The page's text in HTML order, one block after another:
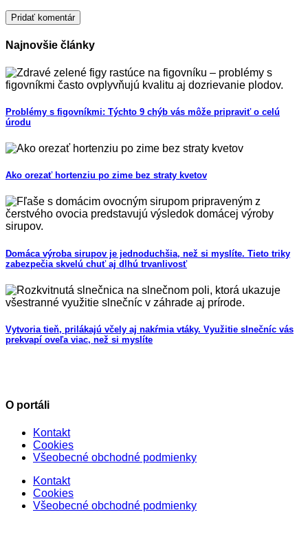
Najnovšie články
Problémy s figovníkmi: Týchto 9 chýb vás môže pripraviť o celú
úrodu
Ako orezať hortenziu po zime bez straty kvetov
Domáca výroba sirupov je jednoduchšia, než si myslíte. Tieto triky
zabezpečia skvelú chuť aj dlhú trvanlivosť
Vytvoria tieň, prilákajú včely aj nakŕmia vtáky. Využitie slnečníc vás
prekvapí oveľa viac, než si myslíte
O portáli
Kontakt
Cookies
Všeobecné obchodné podmienky
Kontakt
Cookies
Všeobecné obchodné podmienky